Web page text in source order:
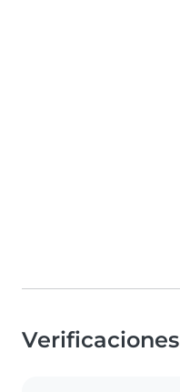
Verificaciones